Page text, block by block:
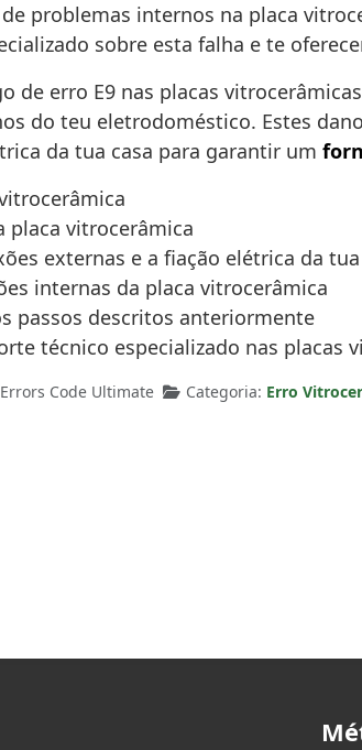
problemas internos na placa
sobre esta falha e te
de erro E9 nas placas
do teu eletrodoméstico. Estes
da tua casa para garantir um
placa vitrocerâmica
externas e a fiação elétrica da tua
internas da placa vitrocerâmica
passos descritos anteriormente
técnico especializado nas placas
Errors Code Ultimate Categoria: Erro
- erro F2